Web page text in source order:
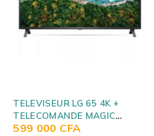
TELEVISEUR SMART LG 65
NANO CELL NEW MODEL
NAN079075
690 000CFA